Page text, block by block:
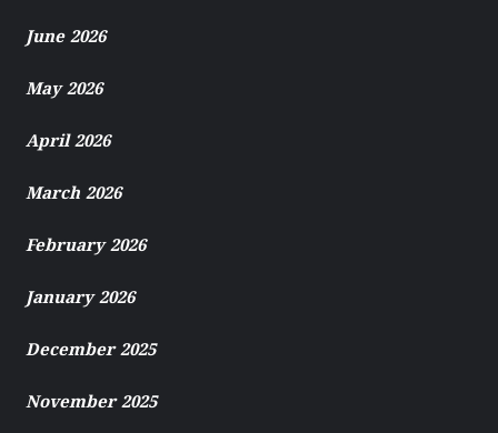
June 2026
May 2026
April 2026
March 2026
February 2026
January 2026
December 2025
November 2025